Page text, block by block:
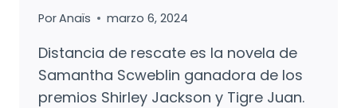
PorAnaïs marzo 6, 2024
Distancia de rescate es la novela de
Samantha Scweblin ganadora de los
premios Shirley Jackson y Tigre Juan.